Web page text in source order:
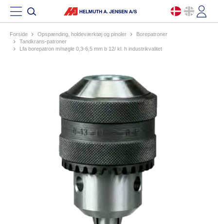
Forside opspænding, holdeværktøj og pinoler
borepatroner
tandkrans-patroner
lfa borepatron m/nøgle 0,3-6,5 mm b 12/ kl. h industrikvalitet